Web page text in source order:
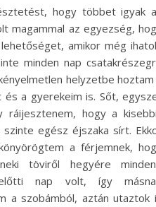
hogy többet igyak
magammal az egyezség,
amikor még
minden nap
helyzetbe hoztam
és a gyerekeim is. Sőt,
ráijesztenem, hogy a
egész éjszaka sírt.
a férjemnek,
töviről hegyére
nap volt, így
a szobámból, aztán utaztok